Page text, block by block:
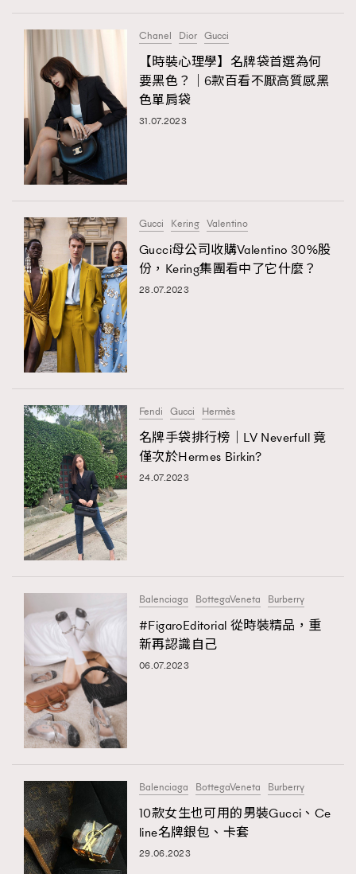
Chanel Dior Gucci
【時裝心理學】名牌袋首選為何
要黑色？｜6款百看不厭高質感黑
色單肩袋
31.07.2023
Gucci Kering Valentino
Gucci母公司收購Valentino 30%股
份，Kering集團看中了它什麼？
28.07.2023
Fendi Gucci Hermès
名牌手袋排行榜｜LV Neverfull 竟
僅次於Hermes Birkin?
24.07.2023
Balenciaga BottegaVeneta Burberry
#FigaroEditorial 從時裝精品，重
新再認識自己
06.07.2023
Balenciaga BottegaVeneta Burberry
10款女生也可用的男裝Gucci、Ce
line名牌銀包、卡套
29.06.2023